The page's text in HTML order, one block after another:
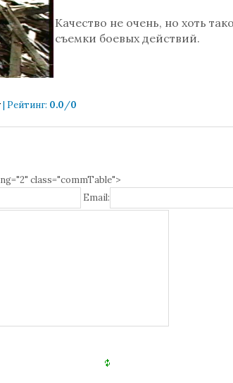
Качество не очень, но хоть
съемки боевых действий.
| Рейтинг: 0.0/0
class="commTable">
Email: